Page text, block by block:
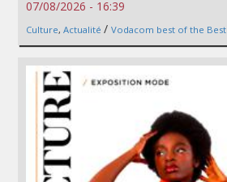
07/08/2026 - 16:39
Culture, Actualité / Vodacom best of the Best